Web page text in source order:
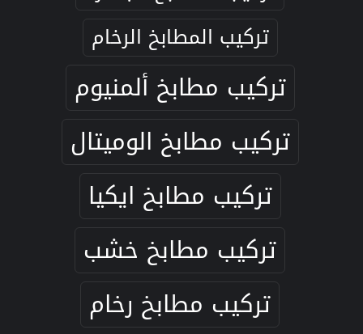
تركيب المطابخ الرخام
تركيب مطابخ ألمنيوم
تركيب مطابخ الوميتال
تركيب مطابخ ايكيا
تركيب مطابخ خشب
تركيب مطابخ رخام